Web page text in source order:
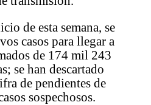
de esta semana, se
casos para llegar a
de 174 mil 243
se han descartado
de pendientes de
sospechosos.